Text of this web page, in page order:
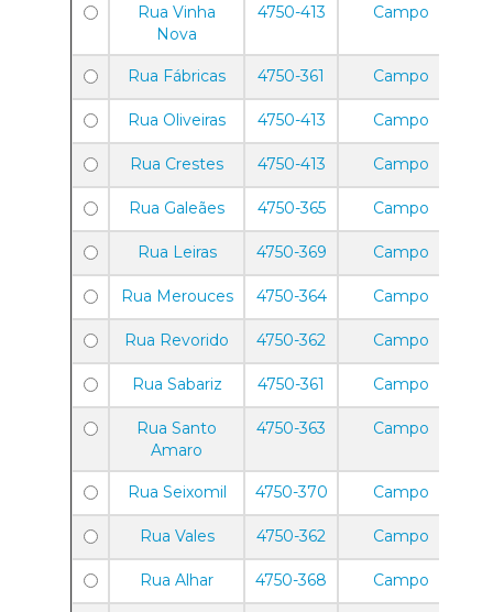
Rua Vinha
Nova
4750-413 Campo
Rua Fábricas 4750-361 Campo
Rua Oliveiras 4750-413 Campo
Rua Crestes 4750-413 Campo
Rua Galeães 4750-365 Campo
Rua Leiras 4750-369 Campo
Rua Merouces 4750-364 Campo
Rua Revorido 4750-362 Campo
Rua Sabariz 4750-361 Campo
Rua Santo
Amaro
4750-363 Campo
Rua Seixomil 4750-370 Campo
Rua Vales 4750-362 Campo
Rua Alhar 4750-368 Campo